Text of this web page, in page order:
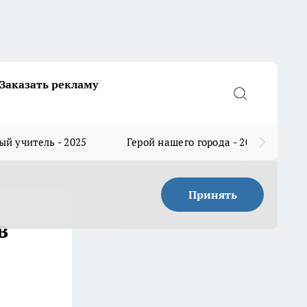
Заказать рекламу
учитель - 2025 Герой нашего города - 2025
Принять